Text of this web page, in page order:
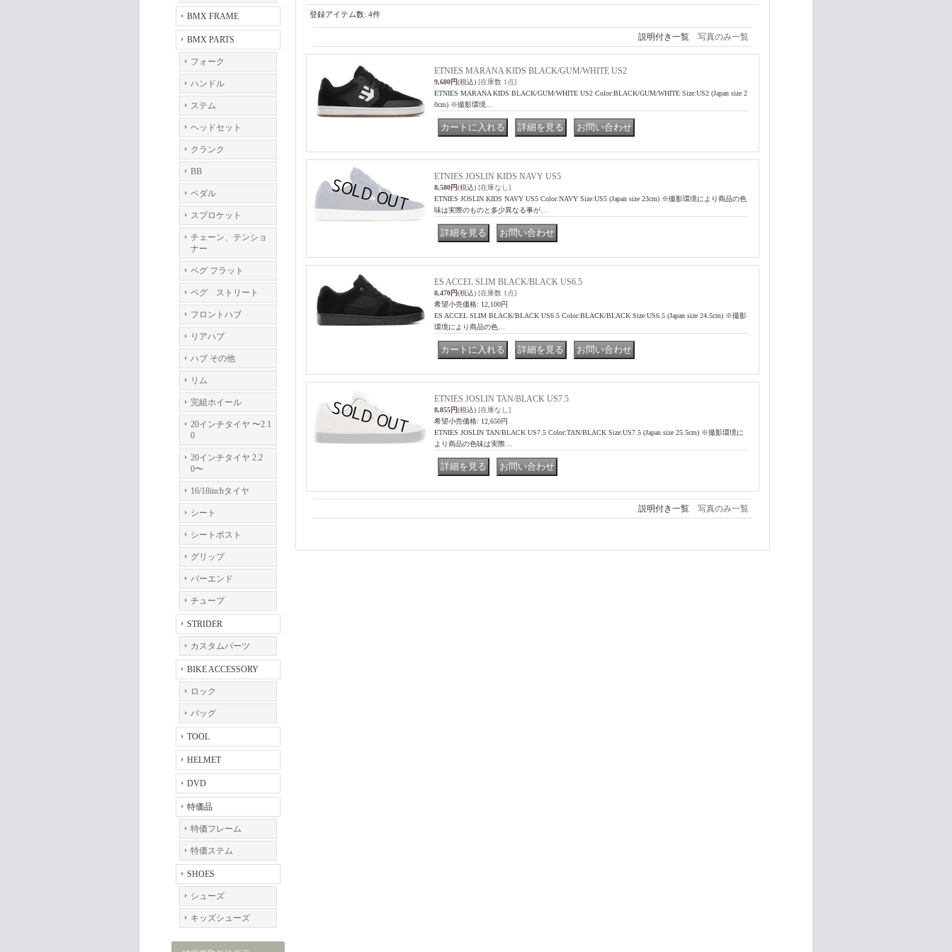
BMX FRAME
BMX PARTS
フォーク
ハンドル
ステム
ヘッドセット
クランク
BB
ペダル
スプロケット
チェーン、テンショ
ナー
ペグ フラット
ペグ ストリート
フロントハブ
リアハブ
ハブ その他
リム
完組ホイール
20インチタイヤ 〜2.1
0
20インチタイヤ 2.2
0〜
16/18inchタイヤ
シート
シートポスト
グリップ
バーエンド
チューブ
STRIDER
カスタムパーツ
BIKE ACCESSORY
ロック
バッグ
TOOL
HELMET
DVD
特価品
特価フレーム
特価ステム
SHOES
シューズ
キッズシューズ
登録アイテム数: 4件
説明付き一覧 写真のみ一覧
ETNIES MARANA KIDS BLACK/GUM/WHITE US2
9,680円(税込) [在庫数 1点]
ETNIES MARANA KIDS BLACK/GUM/WHITE US2 Color:BLACK/GUM/WHITE Size:US2 (Japan size 2
0cm) ※撮影環境…
ETNIES JOSLIN KIDS NAVY US5
8,580円(税込) [在庫なし]
ETNIES JOSLIN KIDS NAVY US5 Color:NAVY Size:US5 (Japan size 23cm) ※撮影環境により商品の色
味は実際のものと多少異なる事が…
ES ACCEL SLIM BLACK/BLACK US6.5
8,470円(税込) [在庫数 1点]
希望小売価格: 12,100円
ES ACCEL SLIM BLACK/BLACK US6.5 Color:BLACK/BLACK Size:US6.5 (Japan size 24.5cm) ※撮影
環境により商品の色…
ETNIES JOSLIN TAN/BLACK US7.5
8,855円(税込) [在庫なし]
希望小売価格: 12,650円
ETNIES JOSLIN TAN/BLACK US7.5 Color:TAN/BLACK Size:US7.5 (Japan size 25.5cm) ※撮影環境に
より商品の色味は実際…
説明付き一覧 写真のみ一覧